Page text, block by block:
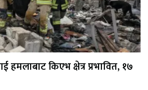
हमलाबाट किएभ क्षेत्र प्रभावित, १७